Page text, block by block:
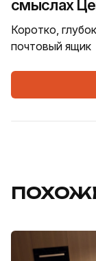
смыслах
Коротко,
почтовый ящик